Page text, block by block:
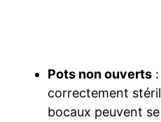
Pots non ouverts
correctement
bocaux peuvent